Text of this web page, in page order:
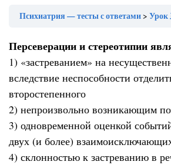
Психиатрия — тесты с ответами Урок №73 «гражданин,
Персеверации и стереотипии
1) «застреванием» на
вследствие неспособности
второстепенного
2) непроизвольно возникающим
3) одновременной оценкой
двух (и более)
4) склонностью к застреванию в